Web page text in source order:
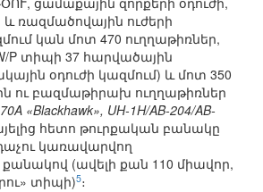
ռազմածովային ուժերի
կան մոտ 470 ուղղաթիռներ,
W/P տիպի 37 հարվածային
օդուժի կազմում) և մոտ 350
ու բազմաթիրախ ուղղաթիռներ
«Blackhawk», UH-1H/AB-204/AB-
հետո թուրքական բանակը
կառավարվող
(ավելի քան 110 միավոր,
տիպի)5։